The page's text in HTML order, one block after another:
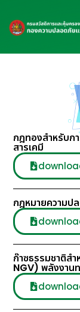
กฎทองสำหรับก
สารเคมี
กฎหมายความป
ก๊าซธรรมชาติ
NGV) พลังงาน